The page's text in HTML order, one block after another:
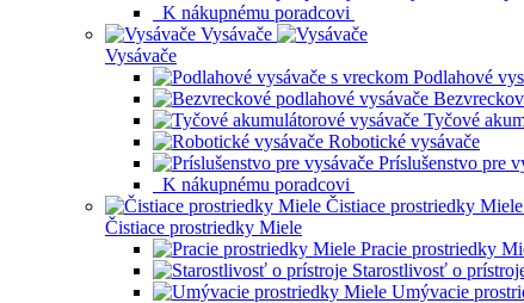
K nákupnému poradcovi
Vysávače
Vysávače
Podlahové
Tyčové
Robotické vysávače
Príslušenstvo pre
K nákupnému poradcovi
Čistiace prostriedky Miele
Čistiace prostriedky Miele
Pracie prostriedky
Starostlivosť o
Umývacie